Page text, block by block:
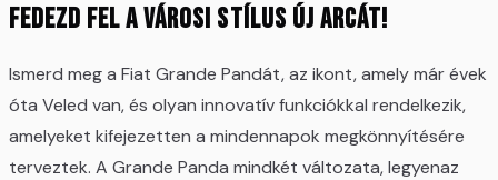
Fedezd fel a városi stílus új arcát!
Ismerd meg a Fiat Grande Pandát, az ikont, amely már évek
óta Veled van, és olyan innovatív funkciókkal rendelkezik,
amelyeket kifejezetten a mindennapok megkönnyítésére
terveztek. A Grande Panda mindkét változata, legyenaz